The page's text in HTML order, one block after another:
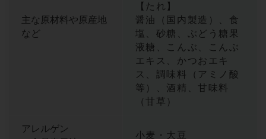
主な原材料や原産地
など
【たれ】
醤油（国内製造）、食
塩、砂糖、ぶどう糖果
液糖、こんぶ、こんぶ
エキス、かつおエキ
ス、調味料（アミノ酸
等）、酒精、甘味料
（甘草）
アレルゲン
小麦・大豆